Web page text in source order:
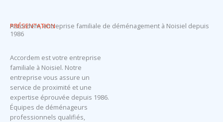
PRÉSENTATION
Accordem, entreprise familiale de déménagement à Noisiel depuis
1986
Accordem est votre entreprise
familiale à Noisiel. Notre
entreprise vous assure un
service de proximité et une
expertise éprouvée depuis 1986.
Équipes de déménageurs
professionnels qualifiés,